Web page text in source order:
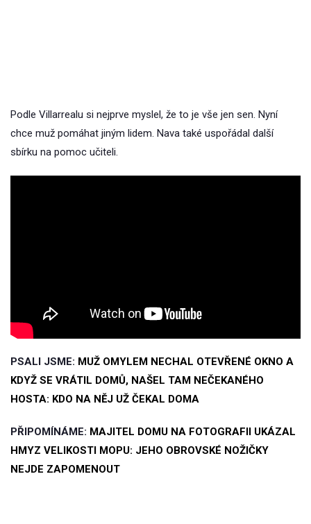
Podle Villarrealu si nejprve myslel, že to je vše jen sen. Nyní
chce muž pomáhat jiným lidem. Nava také uspořádal další
sbírku na pomoc učiteli.
PSALI JSME: MUŽ OMYLEM NECHAL OTEVŘENÉ OKNO A
KDYŽ SE VRÁTIL DOMŮ, NAŠEL TAM NEČEKANÉHO
HOSTA: KDO NA NĚJ UŽ ČEKAL DOMA
PŘIPOMÍNÁME: MAJITEL DOMU NA FOTOGRAFII UKÁZAL
HMYZ VELIKOSTI MOPU: JEHO OBROVSKÉ NOŽIČKY
NEJDE ZAPOMENOUT